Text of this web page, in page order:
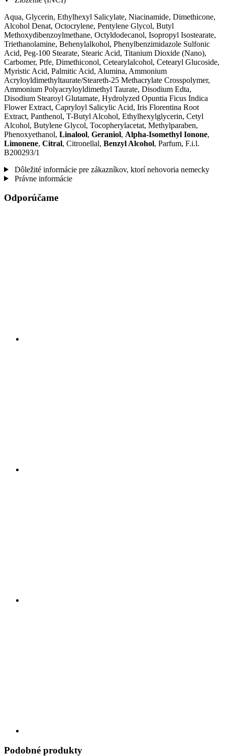
Aqua, Glycerin, Ethylhexyl Salicylate, Niacinamide, Dimethicone,
Alcohol Denat, Octocrylene, Pentylene Glycol, Butyl
Methoxydibenzoylmethane, Octyldodecanol, Isopropyl Isostearate,
Triethanolamine, Behenylalkohol, Phenylbenzimidazole Sulfonic
Acid, Peg-100 Stearate, Stearic Acid, Titanium Dioxide (Nano),
Carbomer, Ptfe, Dimethiconol, Cetearylalcohol, Cetearyl Glucoside,
Myristic Acid, Palmitic Acid, Alumina, Ammonium
Acryloyldimethyltaurate/Steareth-25 Methacrylate Crosspolymer,
Ammonium Polyacryloyldimethyl Taurate, Disodium Edta,
Disodium Stearoyl Glutamate, Hydrolyzed Opuntia Ficus Indica
Flower Extract, Capryloyl Salicylic Acid, Iris Florentina Root
Extract, Panthenol, T-Butyl Alcohol, Ethylhexylglycerin, Cetyl
Alcohol, Butylene Glycol, Tocopherylacetat, Methylparaben,
Phenoxyethanol, Linalool, Geraniol, Alpha-Isomethyl Ionone,
Limonene, Citral, Citronellal, Benzyl Alcohol, Parfum, F.i.l.
B200293/1
Dôležité informácie pre zákazníkov, ktorí nehovoria nemecky
Právne informácie
Odporúčame
Podobné produkty